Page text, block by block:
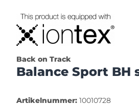
Back on Track
Balance Sport BH
Artikelnummer: 10010728